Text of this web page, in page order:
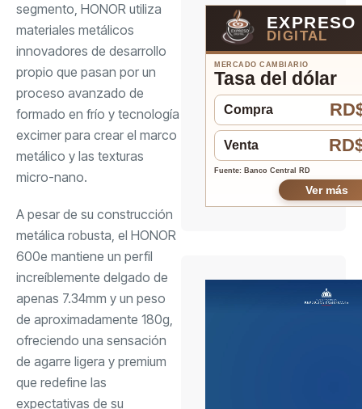
segmento, HONOR utiliza
materiales metálicos
innovadores de desarrollo
propio que pasan por un
proceso avanzado de
formado en frío y tecnología
excimer para crear el marco
metálico y las texturas
micro-nano.
A pesar de su construcción
metálica robusta, el HONOR
600e mantiene un perfil
increíblemente delgado de
apenas 7.34mm y un peso
de aproximadamente 180g,
ofreciendo una sensación
de agarre ligera y premium
que redefine las
expectativas de su
EXPRESO
DIGITAL
MERCADO CAMBIARIO
Tasa del dólar
Compra
Venta
Fuente: Banco Central RD
Ver más